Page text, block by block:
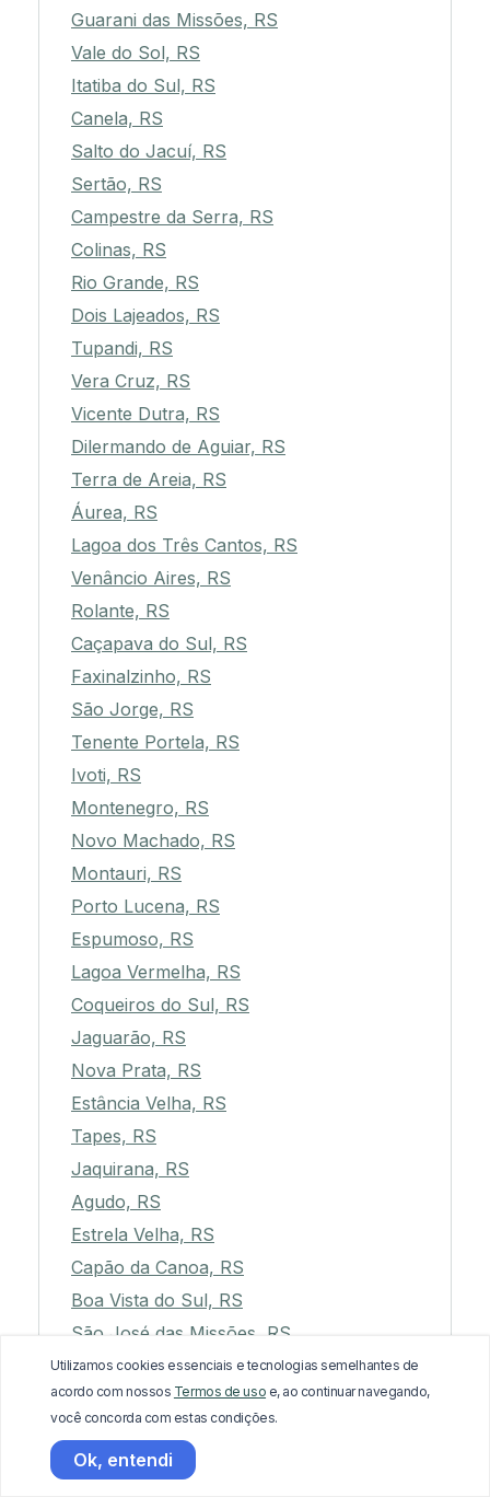
Guarani das Missões, RS
Vale do Sol, RS
Itatiba do Sul, RS
Canela, RS
Salto do Jacuí, RS
Sertão, RS
Campestre da Serra, RS
Colinas, RS
Rio Grande, RS
Dois Lajeados, RS
Tupandi, RS
Vera Cruz, RS
Vicente Dutra, RS
Dilermando de Aguiar, RS
Terra de Areia, RS
Áurea, RS
Lagoa dos Três Cantos, RS
Venâncio Aires, RS
Rolante, RS
Caçapava do Sul, RS
Faxinalzinho, RS
São Jorge, RS
Tenente Portela, RS
Ivoti, RS
Montenegro, RS
Novo Machado, RS
Montauri, RS
Porto Lucena, RS
Espumoso, RS
Lagoa Vermelha, RS
Coqueiros do Sul, RS
Jaguarão, RS
Nova Prata, RS
Estância Velha, RS
Tapes, RS
Jaquirana, RS
Agudo, RS
Estrela Velha, RS
Capão da Canoa, RS
Boa Vista do Sul, RS
São José das Missões, RS
Campinas do Sul, RS
Vila Flores, RS
Ajuricaba, RS
Utilizamos cookies essenciais e tecnologias semelhantes de
acordo com nossos Termos de uso e, ao continuar navegando,
você concorda com estas condições.
Ok, entendi